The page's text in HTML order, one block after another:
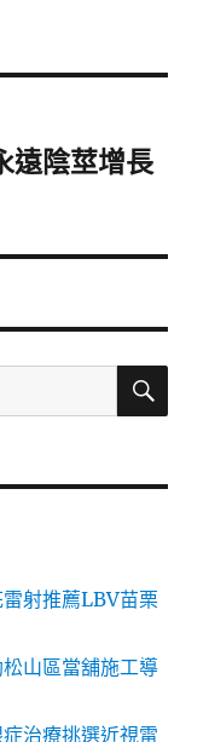
遠陰莖增長
搜
射推薦LBV苗栗
山區當舖施工導
治療挑選近視雷